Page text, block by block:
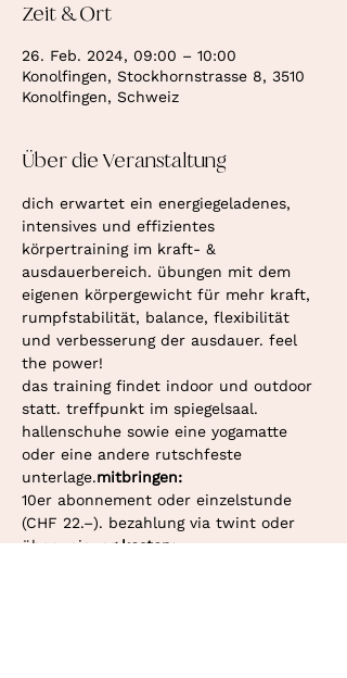
Zeit & Ort
26. Feb. 2024, 09:00 – 10:00
Konolfingen, Stockhornstrasse 8, 3510
Konolfingen, Schweiz
Über die Veranstaltung
dich erwartet ein energiegeladenes,
intensives und effizientes
körpertraining im kraft- &
ausdauerbereich. übungen mit dem
eigenen körpergewicht für mehr kraft,
rumpfstabilität, balance, flexibilität
und verbesserung der ausdauer. feel
the power!
das training findet indoor und outdoor
statt. treffpunkt im spiegelsaal.
hallenschuhe sowie eine yogamatte
oder eine andere rutschfeste
unterlage.mitbringen:
10er abonnement oder einzelstunde
(CHF 22.–). bezahlung via twint oder
überweisung.kosten: